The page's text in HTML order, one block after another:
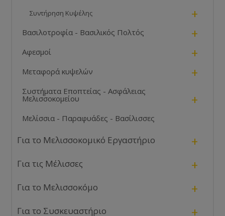
Συντήρηση Κυψέλης +
Βασιλοτροφία - Βασιλικός Πολτός +
Αφεσμοί +
Μεταφορά κυψελών +
Συστήματα Εποπτείας - Ασφάλειας
Μελισσοκομείου +
Μελίσσια - Παραφυάδες - Βασίλισσες
Για το Μελισσοκομικό Εργαστήριο +
Για τις Μέλισσες +
Για το Μελισσοκόμο +
Για το Συσκευαστήριο +